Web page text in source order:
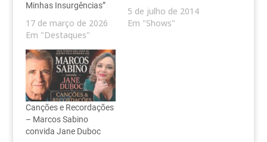
Minhas Insurgências”
17 de março de 2026
Em "Destaques"
5 de julho de 2014
Em "Shows"
Canções e Recordações
– Marcos Sabino
convida Jane Duboc